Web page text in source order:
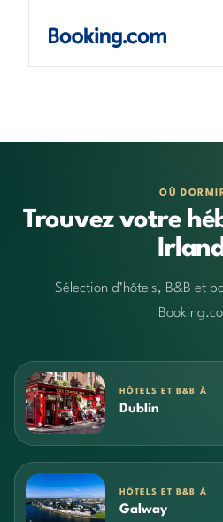
OÙ
Trouvez votre
Sélection d’hôtels, B&B et
HÔTELS ET B&B À
Dublin
HÔTELS ET B&B À
Galway